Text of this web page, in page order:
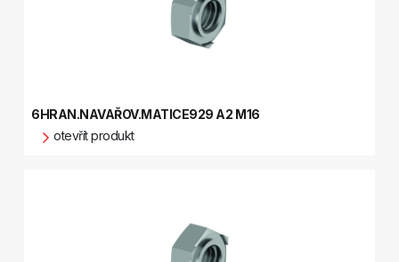
6HRAN.NAVAŘOV.MATICE929 A2 M16
otevřít produkt